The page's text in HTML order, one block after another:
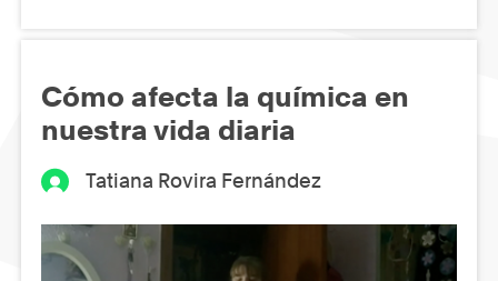
Cómo afecta la química en
nuestra vida diaria
Tatiana Rovira Fernández